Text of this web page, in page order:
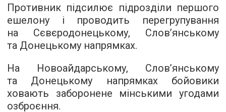
Противник підсилює підрозділи першого
ешелону і проводить перегрупування
на Сєвєродонецькому, Слов’янському
та Донецькому напрямках.
На Новоайдарському, Слов’янському
та Донецькому напрямках бойовики
ховають заборонене мінськими угодами
озброєння.